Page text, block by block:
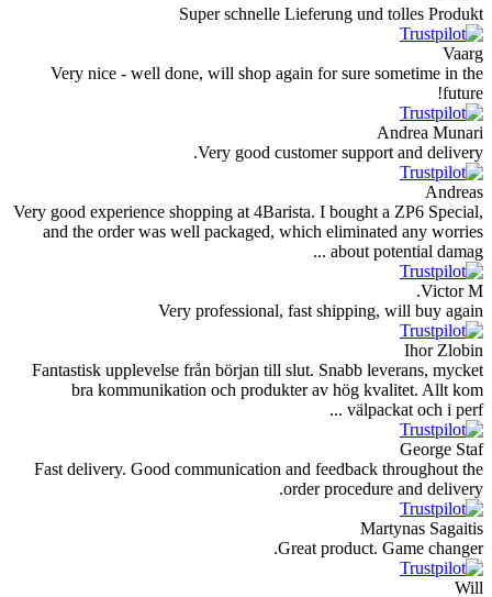
Super schnelle Lieferung
Very nice - well done, will shop again for sure
Very good customer
Very good experience shopping at 4Barista. I
and the order was well packaged, which
about
Very professional, fast
Fantastisk upplevelse från början till slut. Snabb
bra kommunikation och produkter av hög
Fast delivery. Good communication and
order
Great product.